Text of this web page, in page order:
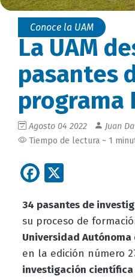
Conoce la UAM
La UAM
pasantes
programa
Agosto 04 2022
Juan
Tiempo de lectura ~ 1
Facebook
34 pasantes de
su proceso de
Universidad Autónoma
en la edición número
investigación científica